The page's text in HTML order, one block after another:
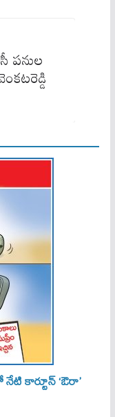
ప‌నుల
నేటి కార్టూన్ ‘ఔరా’